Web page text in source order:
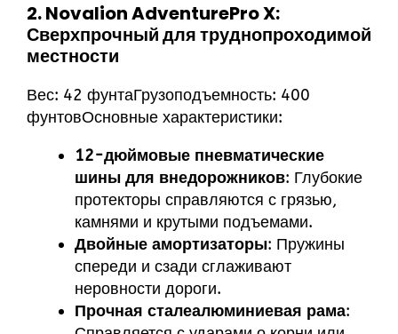
2. Novalion AdventurePro X:
Сверхпрочный для труднопроходимой
местности
Вес: 42 фунтаГрузоподъемность: 400
фунтовОсновные характеристики:
12-дюймовые пневматические
шины для внедорожников: Глубокие
протекторы справляются с грязью,
камнями и крутыми подъемами.
Двойные амортизаторы: Пружины
спереди и сзади сглаживают
неровности дороги.
Прочная сталеалюминиевая рама: